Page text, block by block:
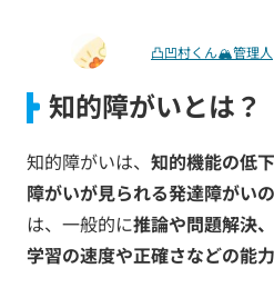
凸凹村くん🏔管理人
知的障がいとは？
知的障がいは、 知的機能の低
障がいが見られる発達障がい
は、一般的に推論や問題解決
学習の速度や正確さなどの能力